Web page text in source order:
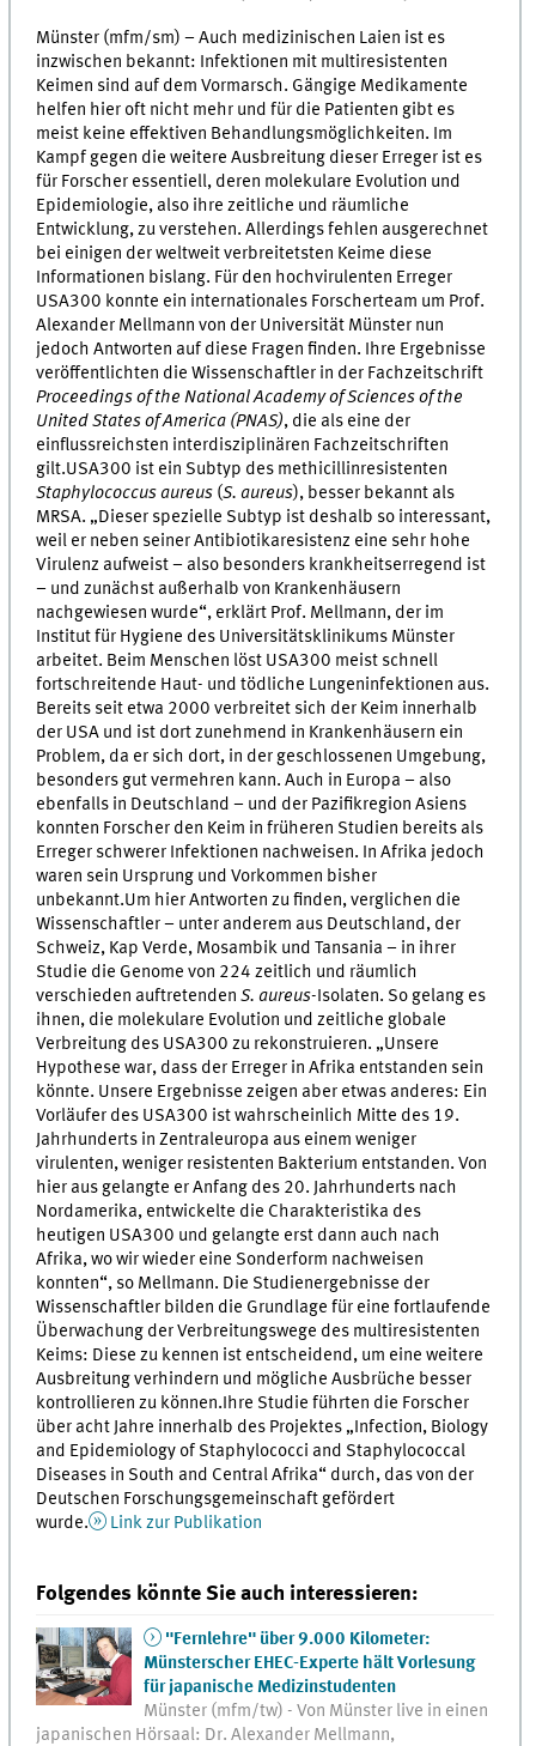
Münster (mfm/sm) – Auch medizinischen Laien ist es
inzwischen bekannt: Infektionen mit multiresistenten
Keimen sind auf dem Vormarsch. Gängige Medikamente
helfen hier oft nicht mehr und für die Patienten gibt es
meist keine effektiven Behandlungsmöglichkeiten. Im
Kampf gegen die weitere Ausbreitung dieser Erreger ist es
für Forscher essentiell, deren molekulare Evolution und
Epidemiologie, also ihre zeitliche und räumliche
Entwicklung, zu verstehen. Allerdings fehlen ausgerechnet
bei einigen der weltweit verbreitetsten Keime diese
Informationen bislang. Für den hochvirulenten Erreger
USA300 konnte ein internationales Forscherteam um Prof.
Alexander Mellmann von der Universität Münster nun
jedoch Antworten auf diese Fragen finden. Ihre Ergebnisse
veröffentlichten die Wissenschaftler in der Fachzeitschrift
Proceedings of the National Academy of Sciences of the
United States of America (PNAS), die als eine der
einflussreichsten interdisziplinären Fachzeitschriften
gilt.USA300 ist ein Subtyp des methicillinresistenten
Staphylococcus aureus (S. aureus), besser bekannt als
MRSA. „Dieser spezielle Subtyp ist deshalb so interessant,
weil er neben seiner Antibiotikaresistenz eine sehr hohe
Virulenz aufweist – also besonders krankheitserregend ist
– und zunächst außerhalb von Krankenhäusern
nachgewiesen wurde“, erklärt Prof. Mellmann, der im
Institut für Hygiene des Universitätsklinikums Münster
arbeitet. Beim Menschen löst USA300 meist schnell
fortschreitende Haut- und tödliche Lungeninfektionen aus.
Bereits seit etwa 2000 verbreitet sich der Keim innerhalb
der USA und ist dort zunehmend in Krankenhäusern ein
Problem, da er sich dort, in der geschlossenen Umgebung,
besonders gut vermehren kann. Auch in Europa – also
ebenfalls in Deutschland – und der Pazifikregion Asiens
konnten Forscher den Keim in früheren Studien bereits als
Erreger schwerer Infektionen nachweisen. In Afrika jedoch
waren sein Ursprung und Vorkommen bisher
unbekannt.Um hier Antworten zu finden, verglichen die
Wissenschaftler – unter anderem aus Deutschland, der
Schweiz, Kap Verde, Mosambik und Tansania – in ihrer
Studie die Genome von 224 zeitlich und räumlich
verschieden auftretendenS. aureus-Isolaten. So gelang es
ihnen, die molekulare Evolution und zeitliche globale
Verbreitung des USA300 zu rekonstruieren. „Unsere
Hypothese war, dass der Erreger in Afrika entstanden sein
könnte. Unsere Ergebnisse zeigen aber etwas anderes: Ein
Vorläufer des USA300 ist wahrscheinlich Mitte des 19.
Jahrhunderts in Zentraleuropa aus einem weniger
virulenten, weniger resistenten Bakterium entstanden. Von
hier aus gelangte er Anfang des 20. Jahrhunderts nach
Nordamerika, entwickelte die Charakteristika des
heutigen USA300 und gelangte erst dann auch nach
Afrika, wo wir wieder eine Sonderform nachweisen
konnten“, so Mellmann. Die Studienergebnisse der
Wissenschaftler bilden die Grundlage für eine fortlaufende
Überwachung der Verbreitungswege des multiresistenten
Keims: Diese zu kennen ist entscheidend, um eine weitere
Ausbreitung verhindern und mögliche Ausbrüche besser
kontrollieren zu können.Ihre Studie führten die Forscher
über acht Jahre innerhalb des Projektes „Infection, Biology
and Epidemiology of Staphylococci and Staphylococcal
Diseases in South and Central Afrika“ durch, das von der
Deutschen Forschungsgemeinschaft gefördert
wurde.
Link zur Publikation
Folgendes könnte Sie auch interessieren:
"Fernlehre" über 9.000 Kilometer:
Münsterscher EHEC-Experte hält Vorlesung
für japanische Medizinstudenten
Münster (mfm/tw) - Von Münster live in einen
japanischen Hörsaal: Dr. Alexander Mellmann,